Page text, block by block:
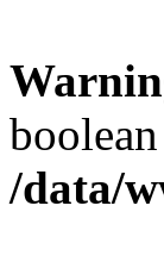
/data/